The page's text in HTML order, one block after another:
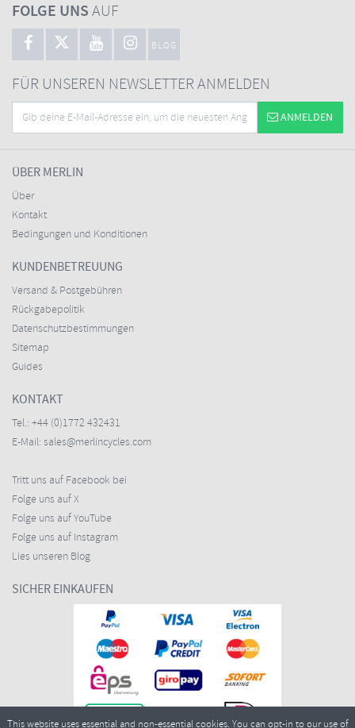
FOLGE UNSAUF
BLOG
FÜR UNSEREN NEWSLETTER ANMELDEN
ANMELDEN
ÜBER MERLIN
Über
Kontakt
Bedingungen und Konditionen
KUNDENBETREUUNG
Versand & Postgebühren
Rückgabepolitik
Datenschutzbestimmungen
Sitemap
Guides
KONTAKT
Tel.: +44 (0)1772 432431
E-Mail: sales@merlincycles.com
Tritt uns auf Facebook bei
Folge uns auf X
Folge uns auf YouTube
Folge uns auf Instagram
Lies unseren Blog
SICHER EINKAUFEN
This website uses essential and non-essential cookies. You can opt-in to our use of